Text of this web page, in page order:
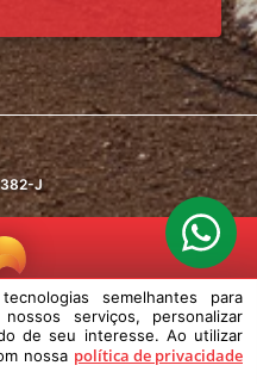
J
PELAAGIL.NET
semelhantes para melhorar a
personalizar publicidade e
semelhantes para
serviços, personalizar
de seu interesse. Ao utilizar
nossa política de privacidade